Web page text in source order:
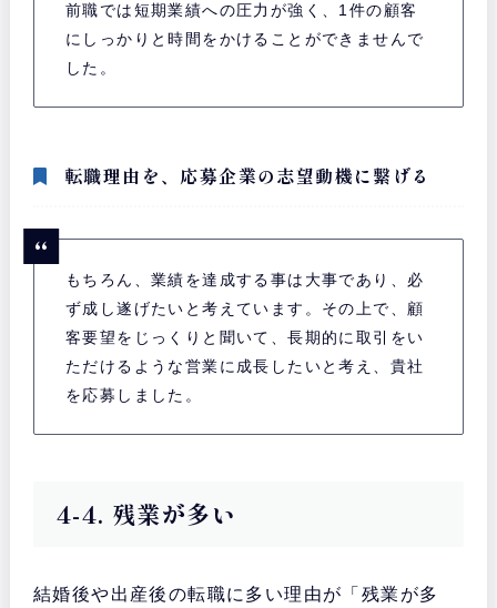
前職では短期業績への圧力が強く、1件の顧客
にしっかりと時間をかけることができませんで
した。
転職理由を、応募企業の志望動機に繋げる
もちろん、業績を達成する事は大事であり、必
ず成し遂げたいと考えています。その上で、顧
客要望をじっくりと聞いて、長期的に取引をい
ただけるような営業に成長したいと考え、貴社
を応募しました。
4-4. 残業が多い
結婚後や出産後の転職に多い理由が「残業が多